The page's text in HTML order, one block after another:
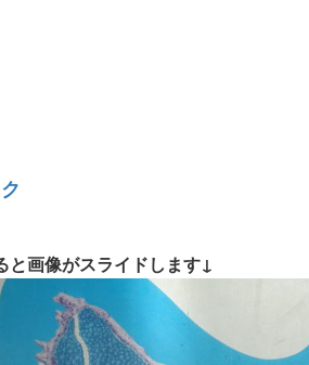
と画像がスライドします↓